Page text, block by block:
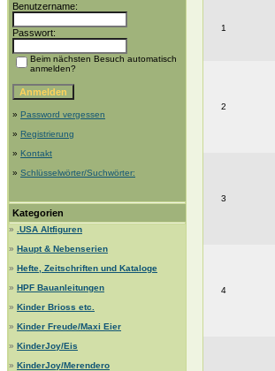
Benutzername:
Passwort:
Beim nächsten Besuch automatisch
anmelden?
» Password vergessen
» Registrierung
» Kontakt
» Schlüsselwörter/Suchwörter:
Kategorien
»
.USA Altfiguren
» Haupt & Nebenserien
» Hefte, Zeitschriften und Kataloge
» HPF Bauanleitungen
» Kinder Brioss etc.
» Kinder Freude/Maxi Eier
» KinderJoy/Eis
» KinderJoy/Merendero
1
2
3
4